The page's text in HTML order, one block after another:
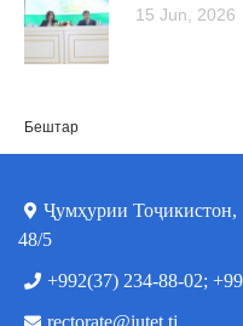
15 Jun, 2026
Бештар
Ҷумҳурии
48/5
+992(37) 234-88-02;